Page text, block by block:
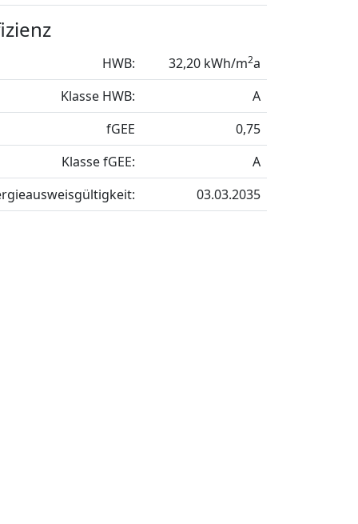
HWB: 32,20 kWh/m2a
Klasse HWB:
A
fGEE
0,75
Klasse fGEE:
A
03.03.2035